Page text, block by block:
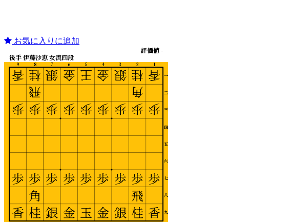
お気に入りに追加
1
2
3
4
5
6
7
8
9
一
二
三
四
五
六
七
八
九
後手 伊藤沙恵 女流四段
評価値 -
香
歩
歩
香
桂
角
歩
歩
飛
桂
銀
歩
歩
銀
金
歩
歩
金
王
歩
歩
玉
金
歩
歩
金
銀
歩
歩
銀
桂
飛
歩
歩
角
桂
香
歩
歩
香